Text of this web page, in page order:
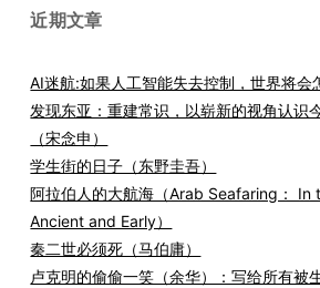
近期文章
AI迷航:如果人工智能失去控制，世界将会
发现东亚：重建常识，以崭新的视角认识
（宋念申）
学生街的日子（东野圭吾）
阿拉伯人的大航海（Arab Seafaring： In
Ancient and Early）
秦二世必须死（马伯庸）
卢克明的偷偷一笑（余华）：写给所有被